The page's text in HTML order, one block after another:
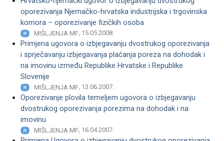
oporezivanja Njemačko-hrvatska industrijska i trgovinska
komora – oporezivanje fizičkih osoba
MIŠLJENJA MF , 15.05.2008.
Primjena ugovora o izbjegavanju dvostrukog oporezivanja
i sprječavanju izbjegavanja plaćanja poreza na dohodak i
na imovinu između Republike Hrvatske i Republike
Slovenije
MIŠLJENJA MF, 13.06.2007.
Oporezivanje plovila temeljem ugovora o izbjegavanju
dvostrukog oporezivanja porezima na dohodak i na
imovinu
MIŠLJENJA MF, 16.04.2007.